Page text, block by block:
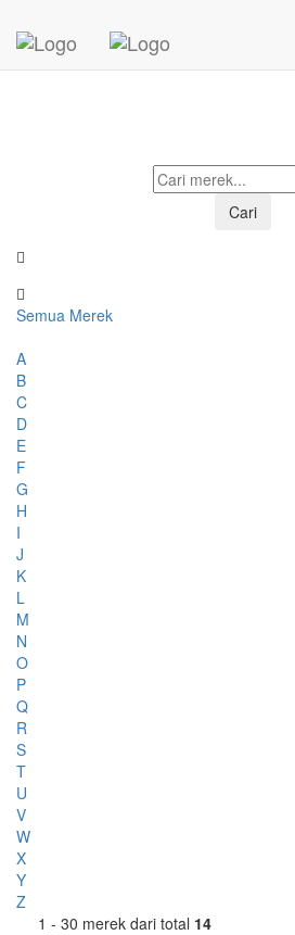
Mohon menunggu...
Cari
Semua Merek
A
B
C
D
E
F
G
H
I
J
K
L
M
N
O
P
Q
R
S
T
U
V
W
X
Y
Z
1 - 30 merek dari total 14